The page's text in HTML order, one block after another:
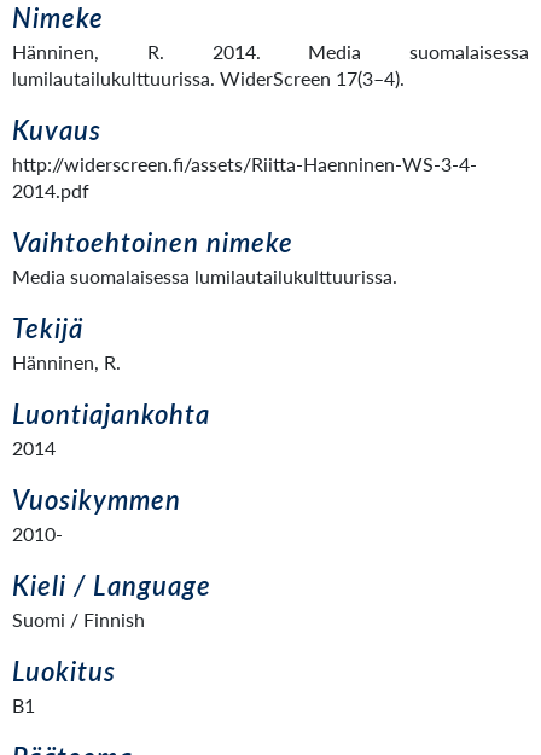
Nimeke
Hänninen, R. 2014. Media suomalaisessa
lumilautailukulttuurissa. WiderScreen 17(3–4).
Kuvaus
http://widerscreen.fi/assets/Riitta-Haenninen-WS-3-4-
2014.pdf
Vaihtoehtoinen nimeke
Media suomalaisessa lumilautailukulttuurissa.
Tekijä
Hänninen, R.
Luontiajankohta
2014
Vuosikymmen
2010-
Kieli / Language
Suomi / Finnish
Luokitus
B1